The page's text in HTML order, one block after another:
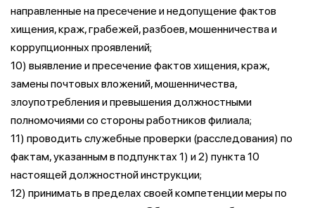
направленные на пресечение и недопущение фактов
хищения, краж, грабежей, разбоев, мошенничества и
коррупционных проявлений;
10) выявление и пресечение фактов хищения, краж,
замены почтовых вложений, мошенничества,
злоупотребления и превышения должностными
полномочиями со стороны работников филиала;
11) проводить служебные проверки (расследования) по
фактам, указанным в подпунктах 1) и 2) пункта 10
настоящей должностной инструкции;
12) принимать в пределах своей компетенции меры по